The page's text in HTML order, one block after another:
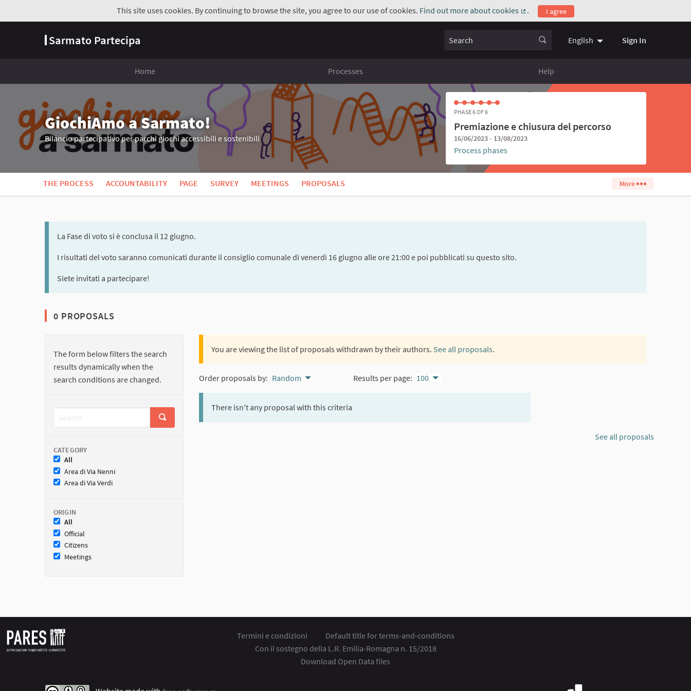
This site uses cookies. By continuing to browse the site, you agree to our use of cookies. Find out more about cookies
(External link)
. I agree
Sarmato Partecipa Search English Choose language
Sign In
Home Processes Help
GiochiAmo a Sarmato!
Bilancio partecipativo per parchi giochi accessibili e sostenibili
PHASE 6 OF 6
Premiazione e chiusura del percorso
16/06/2023 - 13/08/2023
Process phases
THE PROCESS ACCOUNTABILITY PAGE SURVEY MEETINGS PROPOSALS More
La Fase di voto si è conclusa il 12 giugno.
I risultati del voto saranno comunicati durante il consiglio comunale di venerdì 16 giugno alle ore 21:00 e poi pubblicati su questo sito.
Siete invitati a partecipare!
0 PROPOSALS
The form below filters the search
results dynamically when the
search conditions are changed.
CATEGORY
All
Area di Via Nenni
Area di Via Verdi
ORIGIN
All
Official
Citizens
Meetings
You are viewing the list of proposals withdrawn by their authors. See all proposals.
Order proposals by: Random Results per page: 100
There isn't any proposal with this criteria
See all proposals
Termini e condizioni
Default title for terms-and-conditions
Con il sostegno della L.R. Emilia-Romagna n. 15/2018
Download Open Data files